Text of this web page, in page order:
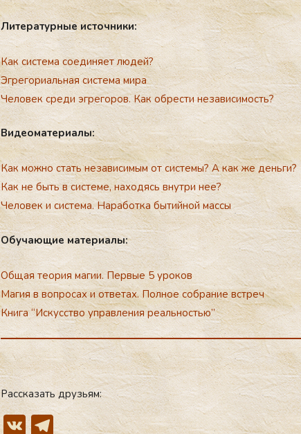
Ли­те­ра­тур­ные ис­точ­ни­ки:
Как система соединяет людей?
Эгрегориальная система мира
Человек среди эгрегоров. Как обрести независимость?
Ви­де­ома­те­ри­алы:
Как можно стать независимым от системы? А как же деньги?
Как не быть в системе, находясь внутри нее?
Человек и система. Наработка бытийной массы
Обу­ча­ющие ма­те­ри­алы:
Общая теория магии. Первые 5 уроков
Магия в вопросах и ответах. Полное собрание встреч
Книга “Искусство управления реальностью”
Рассказать друзьям:
V T